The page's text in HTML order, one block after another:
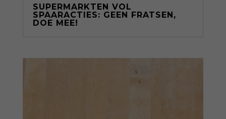
SUPERMARKTEN VOL
SPAARACTIES: GEEN FRATSEN,
DOE MEE!